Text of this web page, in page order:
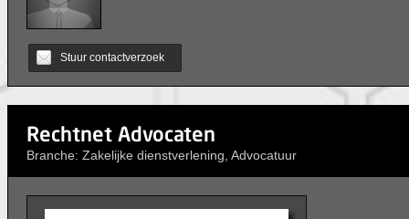
Stuur contactverzoek
Rechtnet Advocaten
Branche: Zakelijke dienstverlening, Advocatuur